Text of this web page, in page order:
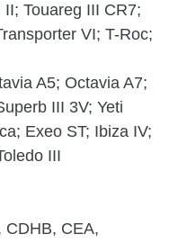
Touareg III CR7;
VI; T-Roc;
A5; Octavia A7;
III 3V; Yeti
Exeo ST; Ibiza IV;
III
CDHB, CEA,